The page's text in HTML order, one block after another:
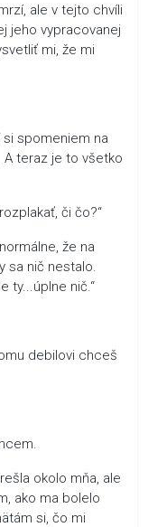
ale v tejto chvíli
jeho vypracovanej
mi, že mi
si spomeniem na
A teraz je to všetko
či čo?“
že na
sa nič nestalo.
ty...úplne nič.“
debilovi chceš
okolo mňa, ale
ako ma bolelo
si, čo mi